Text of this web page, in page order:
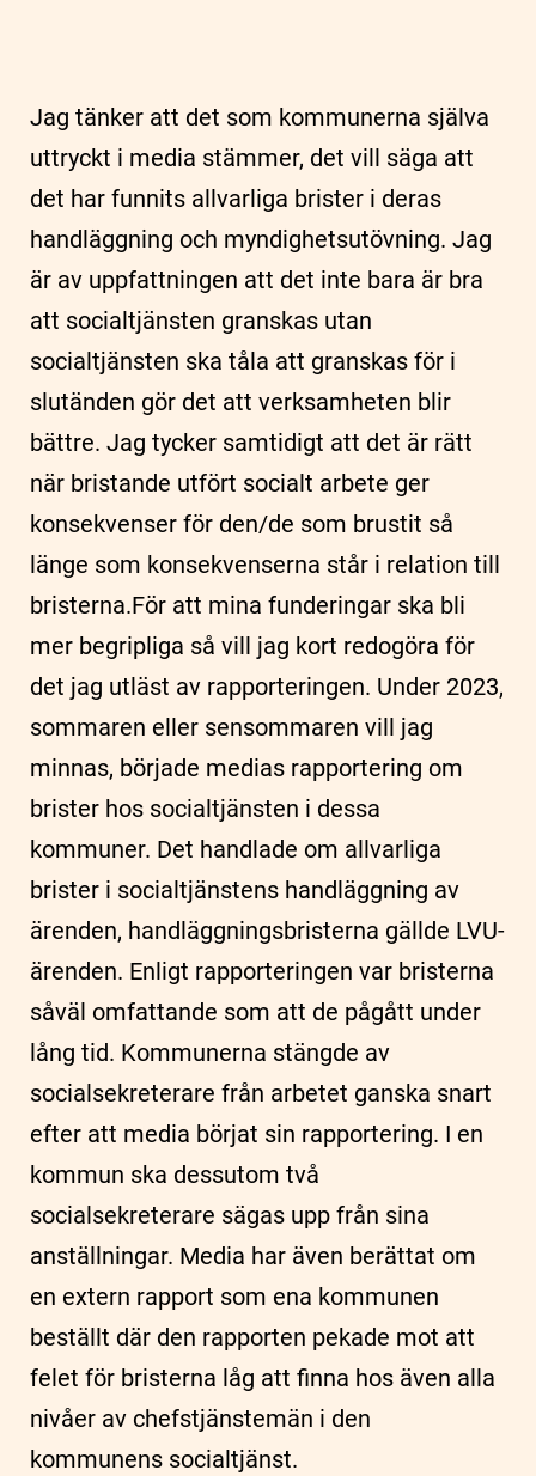
Jag tänker att det som kommunerna själva
uttryckt i media stämmer, det vill säga att
det har funnits allvarliga brister i deras
handläggning och myndighetsutövning. Jag
är av uppfattningen att det inte bara är bra
att socialtjänsten granskas utan
socialtjänsten ska tåla att granskas för i
slutänden gör det att verksamheten blir
bättre. Jag tycker samtidigt att det är rätt
när bristande utfört socialt arbete ger
konsekvenser för den/de som brustit så
länge som konsekvenserna står i relation till
bristerna.För att mina funderingar ska bli
mer begripliga så vill jag kort redogöra för
det jag utläst av rapporteringen. Under 2023,
sommaren eller sensommaren vill jag
minnas, började medias rapportering om
brister hos socialtjänsten i dessa
kommuner. Det handlade om allvarliga
brister i socialtjänstens handläggning av
ärenden, handläggningsbristerna gällde LVU-
ärenden. Enligt rapporteringen var bristerna
såväl omfattande som att de pågått under
lång tid. Kommunerna stängde av
socialsekreterare från arbetet ganska snart
efter att media börjat sin rapportering. I en
kommun ska dessutom två
socialsekreterare sägas upp från sina
anställningar. Media har även berättat om
en extern rapport som ena kommunen
beställt där den rapporten pekade mot att
felet för bristerna låg att finna hos även alla
nivåer av chefstjänstemän i den
kommunens socialtjänst.